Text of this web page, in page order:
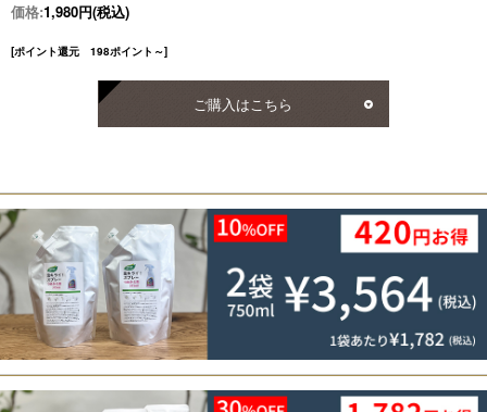
価格:1,980円(税込)
[ポイント還元 198ポイント～]
ご購入はこちら